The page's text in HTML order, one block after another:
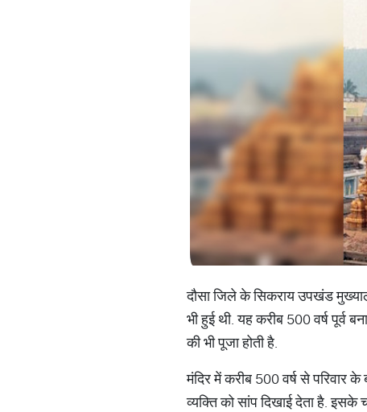
दौसा जिले के सिकराय उपखंड
भी हुई थी. यह करीब 500 वर्ष पूर्व
की भी पूजा होती है.
मंदिर में करीब 500 वर्ष से परिवार
व्यक्ति को सांप दिखाई देता है. इसके